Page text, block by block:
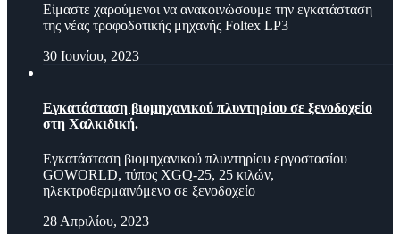
Είμαστε χαρούμενοι να ανακοινώσουμε την εγκατάσταση
της νέας τροφοδοτικής μηχανής Foltex LP3
30 Ιουνίου, 2023
Εγκατάσταση βιομηχανικού πλυντηρίου σε ξενοδοχείο
στη Χαλκιδική.
Εγκατάσταση βιομηχανικού πλυντηρίου εργοστασίου
GOWORLD, τύπος XGQ-25, 25 κιλών,
ηλεκτροθερμαινόμενο σε ξενοδοχείο
28 Απριλίου, 2023